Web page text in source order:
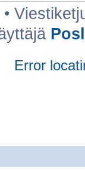
•
Error